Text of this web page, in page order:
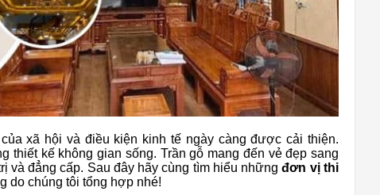
xã hội và điều kiện kinh tế ngày càng được cải thiện.
thiết kế không gian sống. Trần gỗ mang đến vẻ đẹp sang
và đẳng cấp. Sau đây hãy cùng tìm hiểu nhữngđơn vị thi
do chúng tôi tổng hợp nhé!